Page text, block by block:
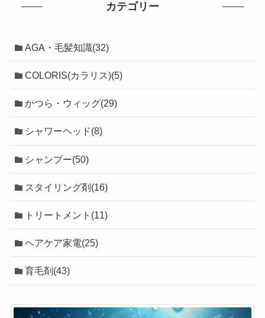
カテゴリー
AGA・毛髪知識(32)
COLORIS(カラリス)(5)
かつら・ウィッグ(29)
シャワーヘッド(8)
シャンプー(50)
スタイリング剤(16)
トリートメント(11)
ヘアケア家電(25)
育毛剤(43)